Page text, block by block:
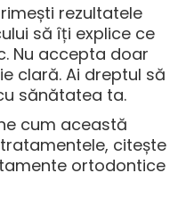
rezultatele
să îți explice ce
Nu accepta doar
clară. Ai dreptul să
sănătatea ta.
cum această
citește
ortodontice